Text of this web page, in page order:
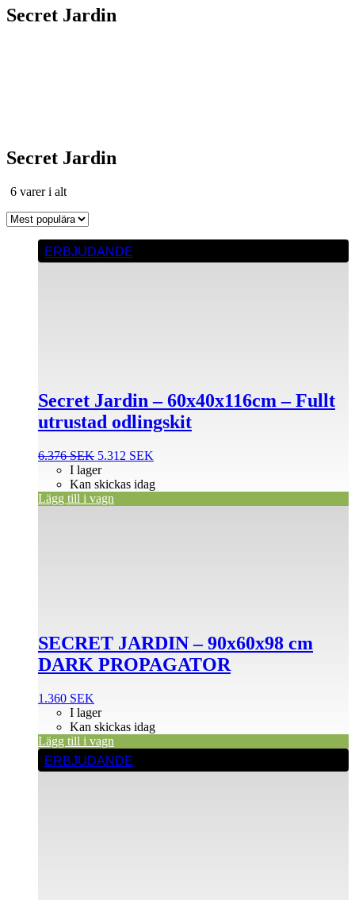
Secret Jardin
Secret Jardin
6 varer i altSortera
popularitet
ERBJUDANDE
Secret Jardin – 60x40x116cm – Fullt
utrustad odlingskit
6.376SEK Det
ursprungliga
priset
var:
5.312 SEK
priset
I lager
Kan skickas idag
Lägg till i vagn
SECRET JARDIN – 90x60x98 cm
DARK PROPAGATOR
1.360 SEK
I lager
Kan skickas idag
Lägg till i vagn
ERBJUDANDE